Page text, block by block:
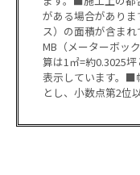
がある場合があり
ス）の面積が含ま
MB（メーターボッ
算は1㎡=約0.3025
表示しています。■
とし、小数点第2位